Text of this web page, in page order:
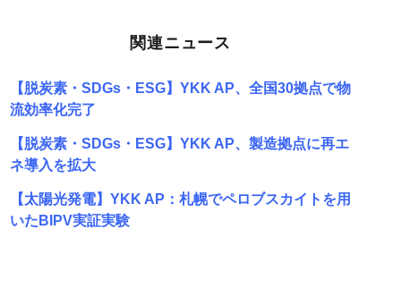
関連ニュース
【脱炭素・SDGs・ESG】YKK AP、全国30拠点で物
流効率化完了
【脱炭素・SDGs・ESG】YKK AP、製造拠点に再エ
ネ導入を拡大
【太陽光発電】YKK AP：札幌でペロブスカイトを用
いたBIPV実証実験